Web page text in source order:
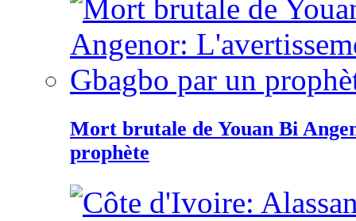
Mort brutale de Youan Bi
prophète